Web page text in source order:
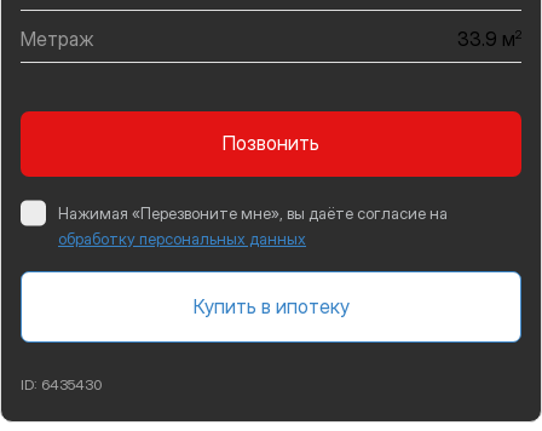
Метраж 33.9 м2
Позвонить
Нажимая «Перезвоните мне», вы даёте согласие на
обработку персональных данных
Купить в ипотеку
ID: 6435430